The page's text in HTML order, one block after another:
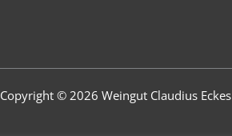
Copyright © 2026 Weingut Claudius Eckes